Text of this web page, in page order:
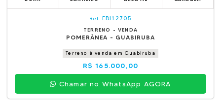
Ref. EBI12705
TERRENO - VENDA
POMERÂNEA - GUABIRUBA
Terreno à venda em Guabiruba
R$ 165.000,00
Chamar no WhatsApp AGORA